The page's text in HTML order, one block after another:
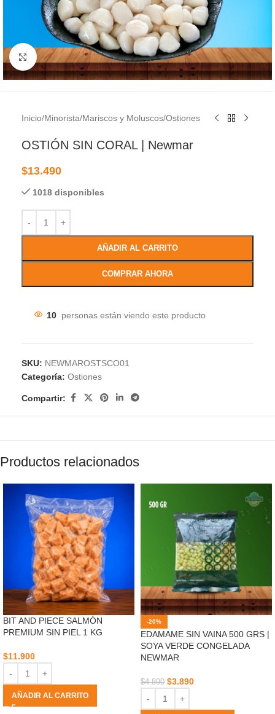
Clic para ampliar
Inicio/Minorista/Mariscos y Moluscos/Ostiones
OSTIÓN SIN CORAL | Newmar
$13.490
1018 disponibles
AÑADIR AL CARRITO
COMPRAR AHORA
10 personas están viendo este producto
SKU: NEWMAROSTSCO01
Categoría: Ostiones
Compartir:
Productos relacionados
BIT AND PIECE SALMÓN
PREMIUM SIN PIEL 1 KG
$11.900
AÑADIR AL CARRITO
-20%
EDAMAME SIN VAINA 500 GRS |
SOYA VERDE CONGELADA
NEWMAR
$4.890 $3.890